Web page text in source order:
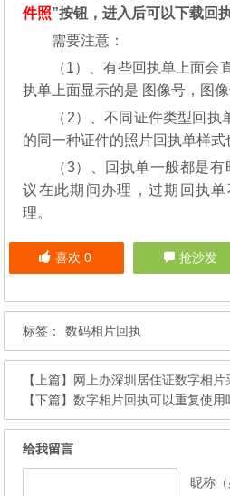
件照”按钮，进入后可以下载回
需要注意：
（1）、有些回执单上面会
执单上面显示的是 图像号，图像
（2）、不同证件类型回
的同一种证件的照片回执单样式
（3）、回执单一般都是
议在此期间办理，过期回执
理。
喜欢 0 抢沙发
标签： 数码相片回执
【上篇】 网上办深圳居住证数字相片
【下篇】数字相片回执可以重复使用
给我留言
昵称（